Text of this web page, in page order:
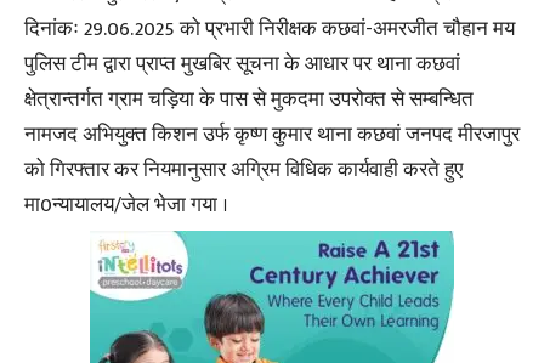
दिनांकः 29.06.2025 को प्रभारी निरीक्षक कछवां-अमरजीत चौहान मय
पुलिस टीम द्वारा प्राप्त मुखबिर सूचना के आधार पर थाना कछवां
क्षेत्रान्तर्गत ग्राम चड़िया के पास से मुकदमा उपरोक्त से सम्बन्धित
नामजद अभियुक्त किशन उर्फ कृष्ण कुमार थाना कछवां जनपद मीरजापुर
को गिरफ्तार कर नियमानुसार अग्रिम विधिक कार्यवाही करते हुए
मा0न्यायालय/जेल भेजा गया ।